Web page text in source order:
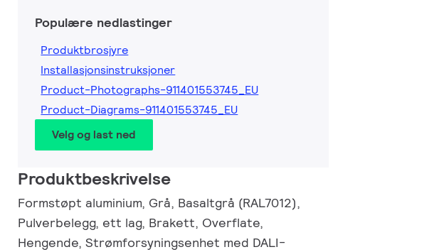
Populære nedlastinger
Produktbrosjyre
Installasjonsinstruksjoner
Product-Photographs-911401553745_EU
Product-Diagrams-911401553745_EU
Velg og last ned
Produktbeskrivelse
Formstøpt aluminium, Grå, Basaltgrå (RAL7012),
Pulverbelegg, ett lag, Brakett, Overflate,
Hengende, Strømforsyningsenhet med DALI-